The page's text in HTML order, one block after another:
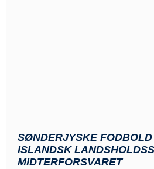
SØNDERJYSKE FODBOLD
ISLANDSK
MIDTERFORSVARET